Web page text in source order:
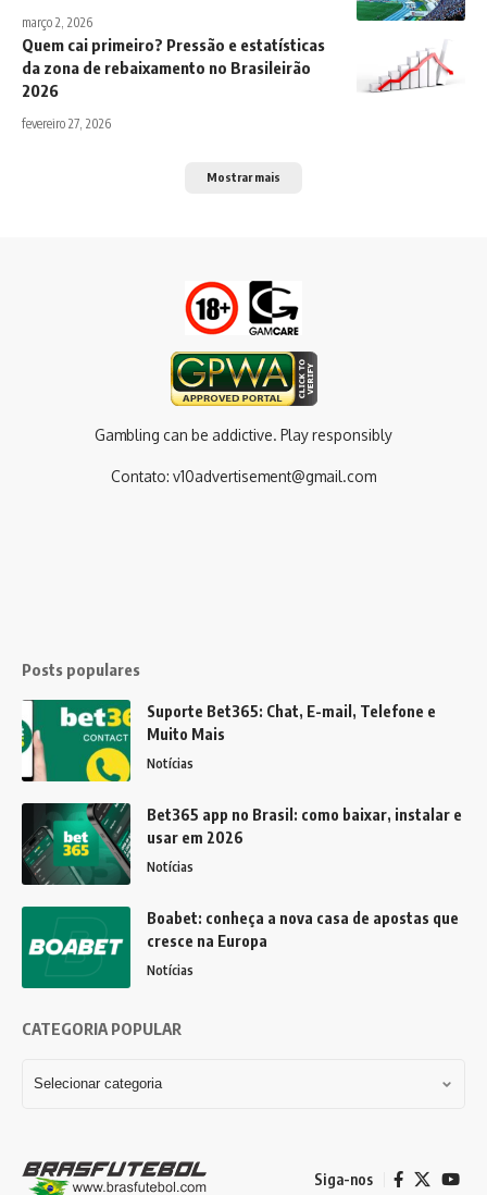
março 2, 2026
Quem cai primeiro? Pressão e estatísticas
da zona de rebaixamento no Brasileirão
2026
fevereiro 27, 2026
Mostrar mais
Gambling can be addictive. Play responsibly
Contato: v10advertisement@gmail.com
Posts populares
Suporte Bet365: Chat, E-mail, Telefone e
Muito Mais
Notícias
Bet365 app no Brasil: como baixar, instalar e
usar em 2026
Notícias
Boabet: conheça a nova casa de apostas que
cresce na Europa
Notícias
CATEGORIA POPULAR
Siga-nos